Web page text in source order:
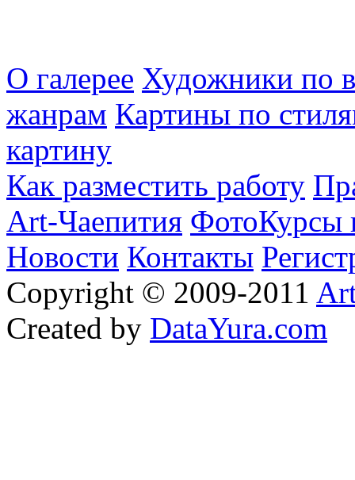
О галерее Художники по
жанрам Картины по
картину
Как разместить работу
Art-Чаепития ФотоКурсы
Новости Контакты
Copyright © 2009-2011
Created by DataYura.com